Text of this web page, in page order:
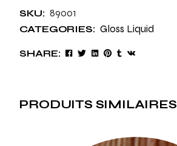
SKU: 89001
CATEGORIES: Gloss Liquid
SHARE:
PRODUITS SIMILAIRES